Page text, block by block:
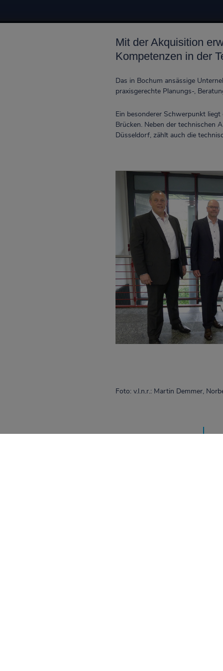
Mit der Akquisition
Kompetenzen in der
Das in Bochum ansässige
praxisgerechte Planungs-,
Ein besonderer Schwerpunkt
Brücken. Neben der technischen
Düsseldorf, zählt auch die
Foto: v.l.n.r.: Martin Demmer,